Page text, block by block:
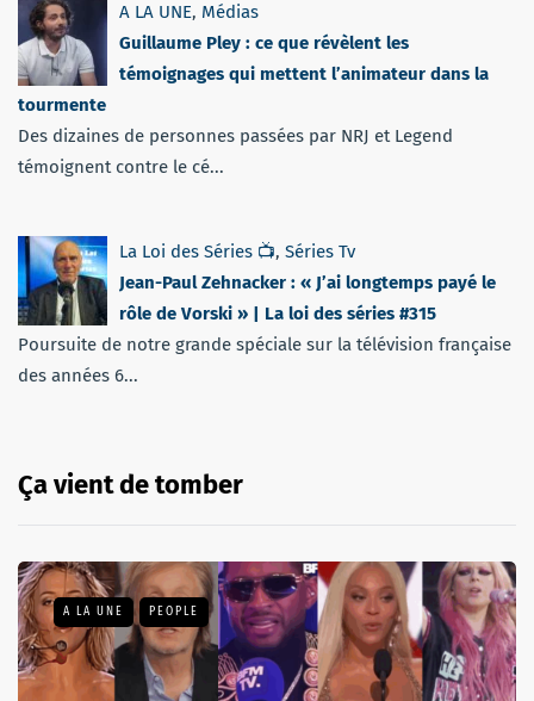
A LA UNE, Médias
Guillaume Pley : ce que révèlent les
témoignages qui mettent l’animateur dans la
tourmente
Des dizaines de personnes passées par NRJ et Legend
témoignent contre le cé...
La Loi des Séries 📺, Séries Tv
Jean-Paul Zehnacker : « J’ai longtemps payé le
rôle de Vorski » | La loi des séries #315
Poursuite de notre grande spéciale sur la télévision française
des années 6...
Ça vient de tomber
A LA UNE PEOPLE